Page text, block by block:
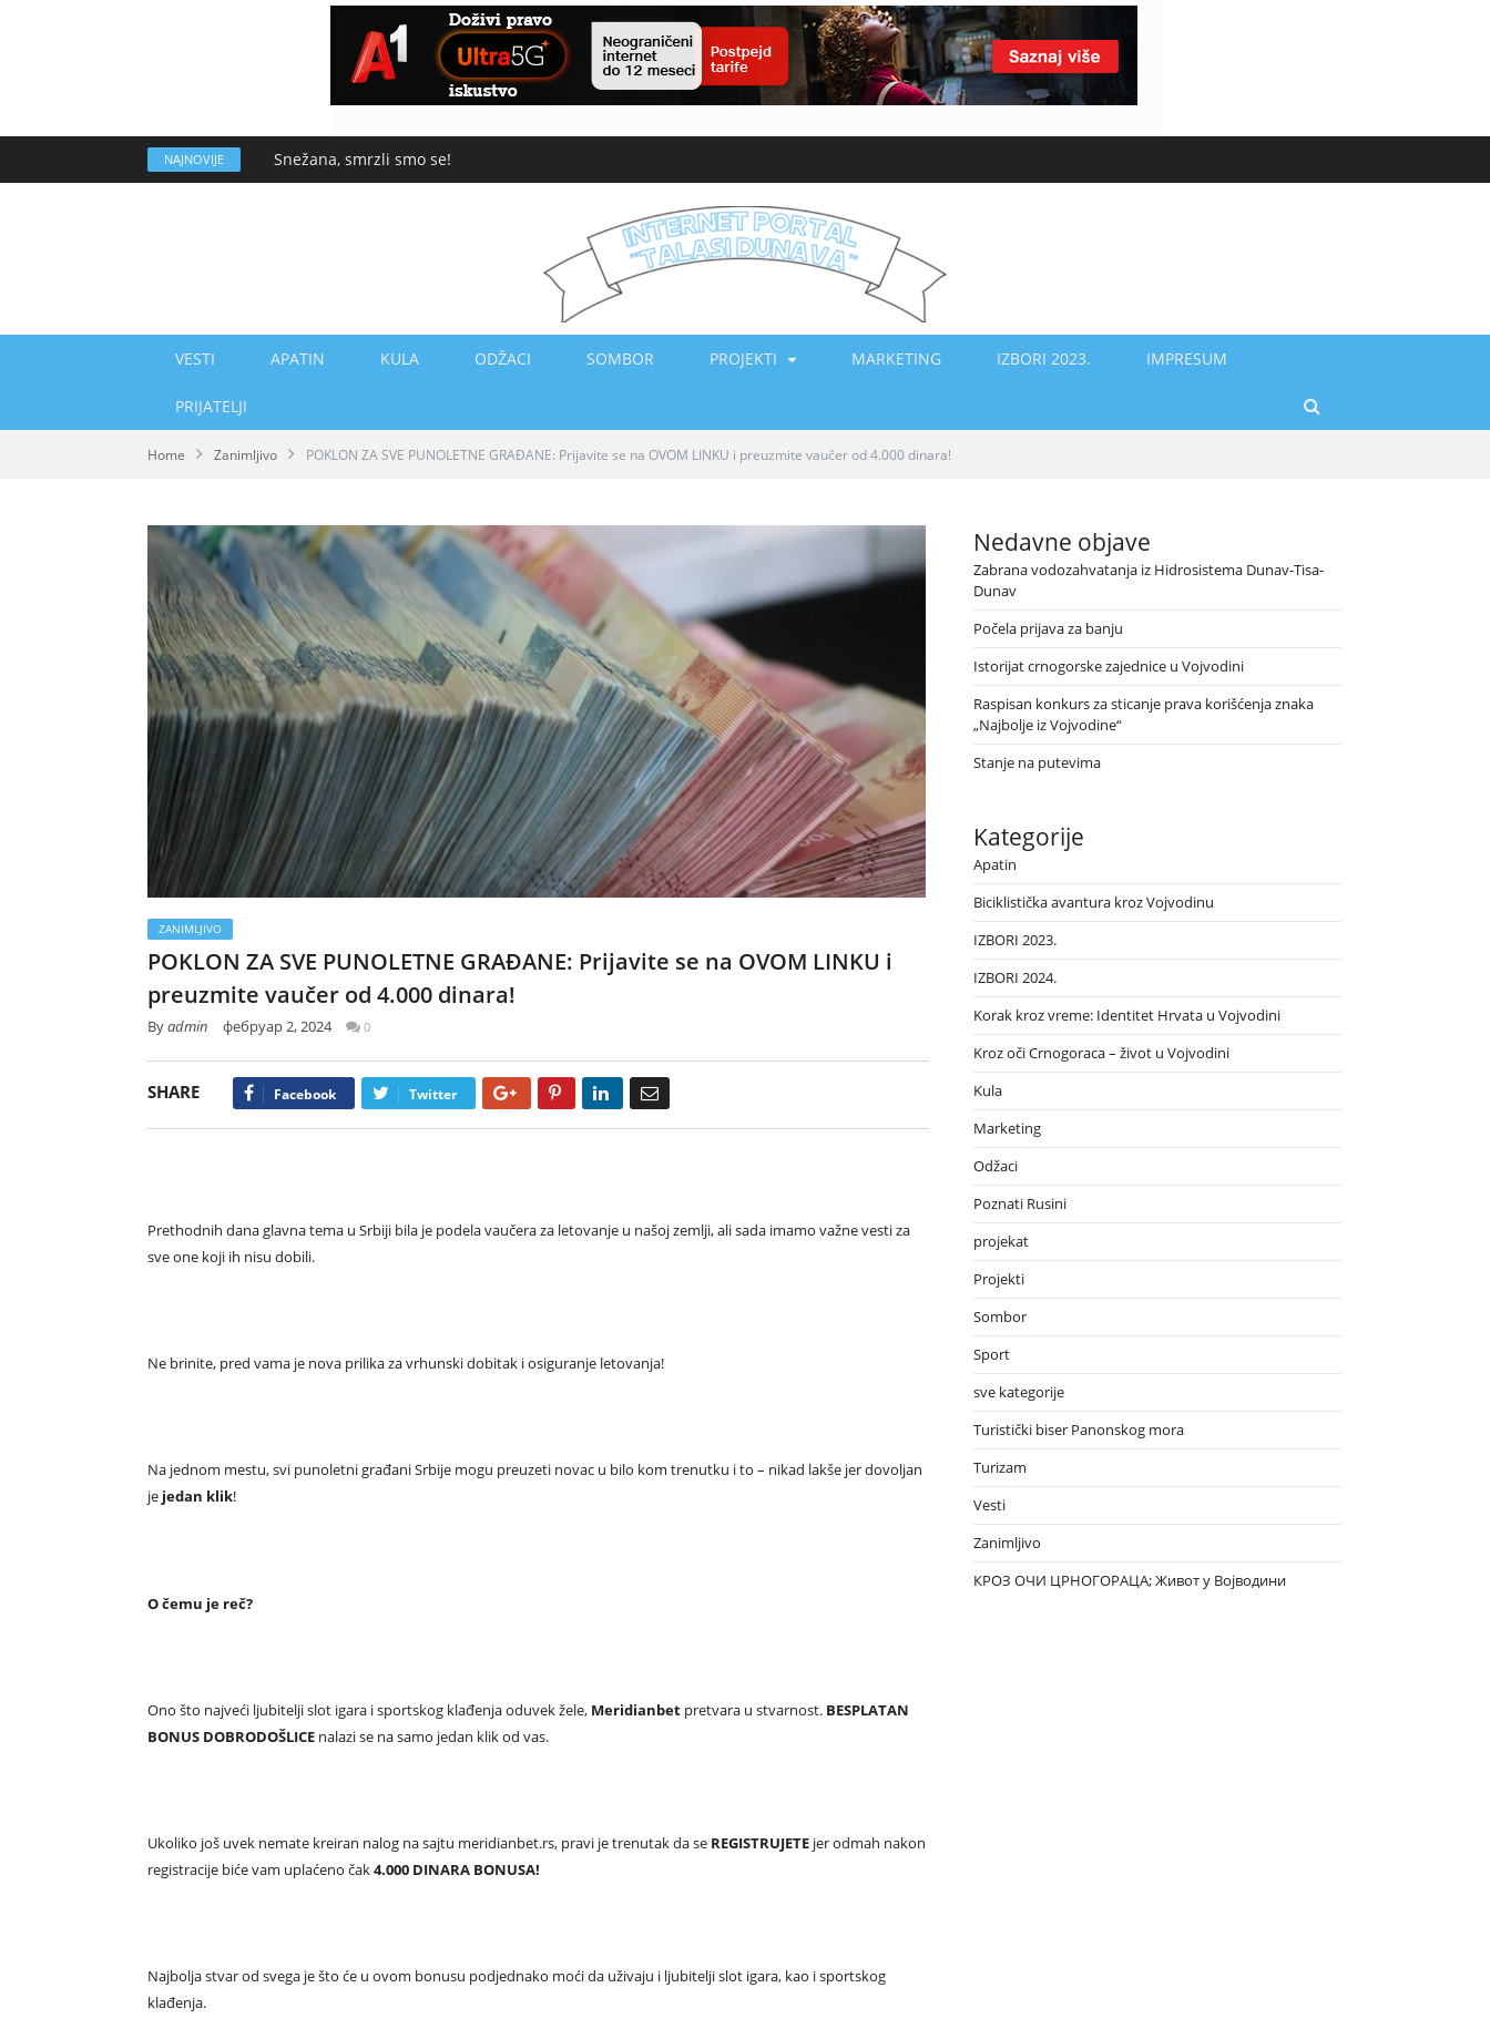
NAJNOVIJE Snežana, smrzli smo se!
VESTI APATIN KULA ODŽACI SOMBOR PROJEKTI MARKETING IZBORI 2023. IMPRESUM
PRIJATELJI
Home Zanimljivo POKLON ZA SVE PUNOLETNE GRAĐANE: Prijavite se na OVOM LINKU i preuzmite vaučer od 4.000 dinara!
ZANIMLJIVO
POKLON ZA SVE PUNOLETNE GRAĐANE: Prijavite se na OVOM LINKU i
preuzmite vaučer od 4.000 dinara!
Byadmin фебруар 2, 2024 0
SHARE Facebook Twitter Google+ Pinterest LinkedIn
Prethodnih dana glavna tema u Srbiji bila je podela vaučera za letovanje u našoj zemlji, ali sada imamo važne vesti za
sve one koji ih nisu dobili.
Ne brinite, pred vama je nova prilika za vrhunski dobitak i osiguranje letovanja!
Na jednom mestu, svi punoletni građani Srbije mogu preuzeti novac u bilo kom trenutku i to – nikad lakše jer dovoljan
je jedan klik!
O čemu je reč?
Ono što najveći ljubitelji slot igara i sportskog klađenja oduvek žele, Meridianbet pretvara u stvarnost. BESPLATAN
BONUS DOBRODOŠLICE nalazi se na samo jedan klik od vas.
Ukoliko još uvek nemate kreiran nalog na sajtu meridianbet.rs, pravi je trenutak da se REGISTRUJETE jer odmah nakon
registracije biće vam uplaćeno čak4.000 DINARA BONUSA!
Najbolja stvar od svega je što će u ovom bonusu podjednako moći da uživaju i ljubitelji slot igara, kao i sportskog
klađenja.
Nedavne objave
Zabrana vodozahvatanja iz Hidrosistema Dunav-Tisa-
Dunav
Počela prijava za banju
Istorijat crnogorske zajednice u Vojvodini
Raspisan konkurs za sticanje prava korišćenja znaka
„Najbolje iz Vojvodine“
Stanje na putevima
Kategorije
Apatin
Biciklistička avantura kroz Vojvodinu
IZBORI 2023.
IZBORI 2024.
Korak kroz vreme: Identitet Hrvata u Vojvodini
Kroz oči Crnogoraca – život u Vojvodini
Kula
Marketing
Odžaci
Poznati Rusini
projekat
Projekti
Sombor
Sport
sve kategorije
Turistički biser Panonskog mora
Turizam
Vesti
Zanimljivo
КРОЗ ОЧИ ЦРНОГОРАЦА; Живот у Војводини